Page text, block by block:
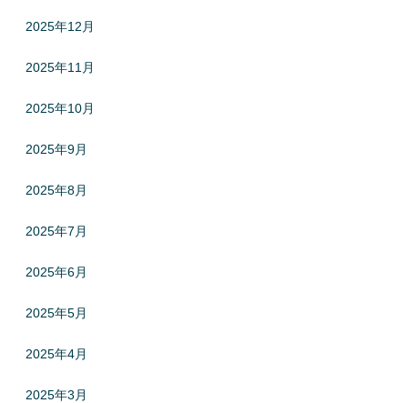
2025年12月
2025年11月
2025年10月
2025年9月
2025年8月
2025年7月
2025年6月
2025年5月
2025年4月
2025年3月